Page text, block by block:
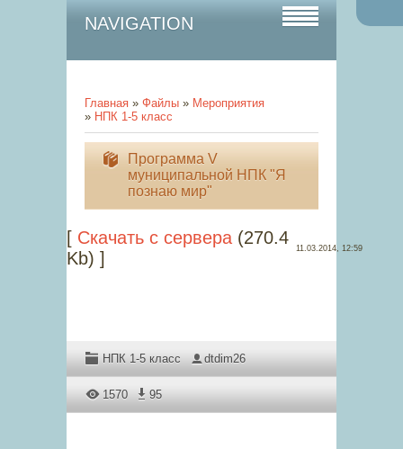
NAVIGATION
Главная » Файлы » Мероприятия
» НПК 1-5 класс
Программа V
муниципальной НПК "Я
познаю мир"
[ Скачать с сервера (270.4
Kb) ]
11.03.2014, 12:59
НПК 1-5 класс dtdim26
1570 95